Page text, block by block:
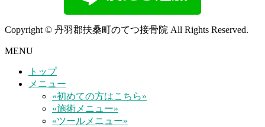
Copyright © 丹羽郡扶桑町のてつ接骨院 All Rights Reserved.
MENU
トップ
メニュー
«初めての方はこちら»
«施術メニュー»
«ツールメニュー»